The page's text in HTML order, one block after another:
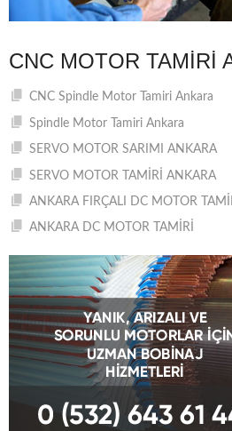
CNC MOTOR TAMIRI
CNC Spindle Motor Tamiri Ankara
Spindle Motor Tamiri Ankara
SERVO MOTOR SARIMI ANKARA
SERVO MOTOR TAMİRİ ANKARA
ANKARA FIRÇALI DC MOTOR
ANKARA DC MOTOR TAMİRİ